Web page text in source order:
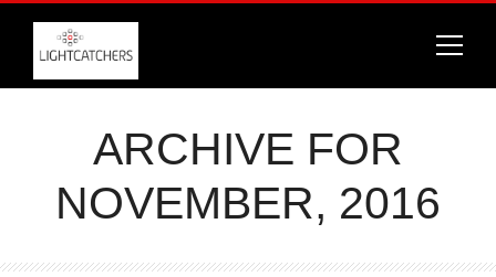
ARCHIVE FOR
NOVEMBER, 2016